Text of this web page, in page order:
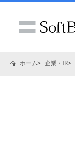
ホーム 企業・IR